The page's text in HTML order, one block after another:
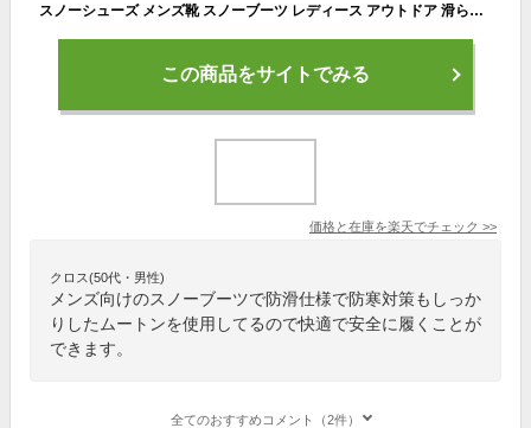
スノーシューズ メンズ靴 スノーブーツ レディース アウトドア 滑らない 防水 おしゃれ ボアブーツ ロング 大きいサイズ ジュニアムートンブーツ ウインターブーツ カジュアル ショートブーツ コンフォート 超耐滑 男女兼用
この商品をサイトでみる
価格と在庫を楽天でチェック >>
クロス(50代・男性)
メンズ向けのスノーブーツで防滑仕様で防寒対策もしっか
りしたムートンを使用してるので快適で安全に履くことが
できます。
全てのおすすめコメント（2件）